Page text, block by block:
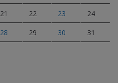
21 22 23 24
28 29 30 31